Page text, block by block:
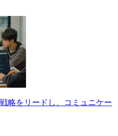
略をリードし、コミュニケー